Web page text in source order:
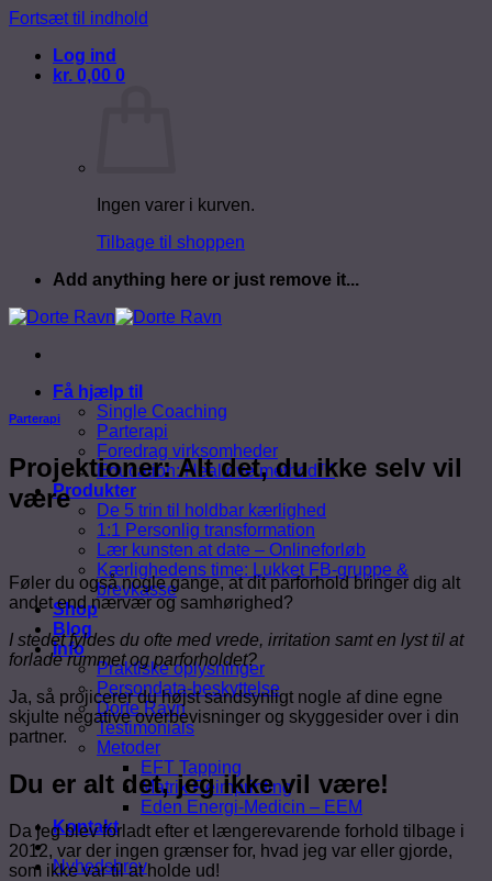
Fortsæt til indhold
Log ind
kr. 0,00 0
Ingen varer i kurven.
Tilbage til shoppen
Add anything here or just remove it...
Få hjælp til
Single Coaching
Parterapi
Foredrag virksomheder
Education: Heallove method™
Produkter
De 5 trin til holdbar kærlighed
1:1 Personlig transformation
Lær kunsten at date – Onlineforløb
Kærlighedens time: Lukket FB-gruppe &
brevkasse
Shop
Blog
Info
Praktiske oplysninger
Persondata-beskyttelse
Dorte Ravn
Testimonials
Metoder
EFT Tapping
Matrix Reimprinting
Eden Energi-Medicin – EEM
Kontakt
Nyhedsbrev
Parterapi
Projektioner: Alt det, du ikke selv vil
være
Føler du også nogle gange, at dit parforhold bringer dig alt
andet end nærvær og samhørighed?
I stedet fyldes du ofte med vrede, irritation samt en lyst til at
forlade rummet og parforholdet?
Ja, så projicerer du højst sandsynligt nogle af dine egne
skjulte negative overbevisninger og skyggesider over i din
partner.
Du er alt det, jeg ikke vil være!
Da jeg blev forladt efter et længerevarende forhold tilbage i
2012, var der ingen grænser for, hvad jeg var eller gjorde,
som ikke var til at holde ud!